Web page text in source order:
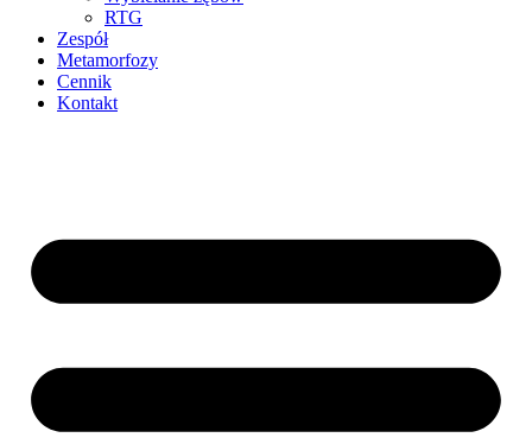
RTG
Zespół
Metamorfozy
Cennik
Kontakt